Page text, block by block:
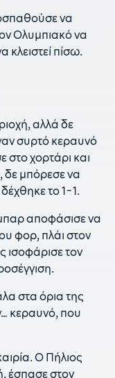
να
Ολυμπιακό να
κλειστεί πίσω.
αλλά δε
συρτό κεραυνό
στο χορτάρι και
δε μπόρεσε να
το 1-1.
αποφάσισε να
φορ, πλάι στον
ισοφάρισε τον
στα όρια της
κεραυνό, που
Ο Πήλιος
έσπασε στον